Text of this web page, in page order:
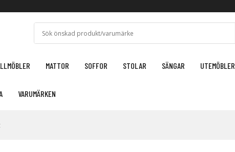
MATTOR SOFFOR STOLAR SÄNGAR UTEMÖBLER
VARUMÄRKEN